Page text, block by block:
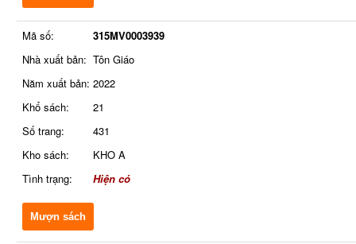
Mã số:
315MV0003939
Nhà xuất bản: Tôn Giáo
Năm xuất bản: 2022
Khổ sách:
21
Số trang:
431
Kho sách:
KHO A
Tình trạng:
Hiện có
Mượn sách